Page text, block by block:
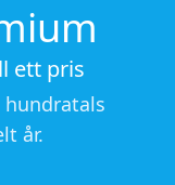
ett pris
år.